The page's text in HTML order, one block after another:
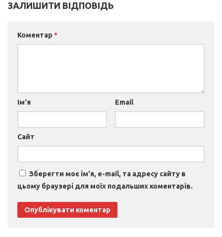
ЗАЛИШИТИ ВІДПОВІДЬ
Коментар *
Ім'я Email
Сайт
Зберегти моє ім'я, e-mail, та адресу сайту в
цьому браузері для моїх подальших коментарів.